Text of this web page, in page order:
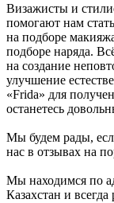
Визажисты и
помогают нам
на подборе
подборе наряда.
на создание
улучшение
«Frida» для
останетесь
Мы будем рады,
нас в отзывах на
Мы находимся по
Казахстан и